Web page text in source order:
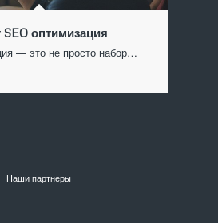
SEO оптимизация
— это не просто набор…
Наши партнеры